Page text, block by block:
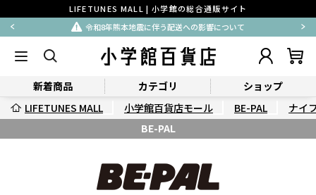
LIFETUNES MALL | 小学館の総合通販サイト
令和8年熊本地震に伴う配送への影響について
新着商品 カテゴリ
ショップ
LIFETUNES MALL
小学館百貨店モール BE-PAL
ナイ
BE-PAL